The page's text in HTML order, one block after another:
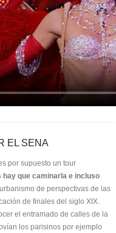
EL SENA
por supuesto un tour
hay que caminarla e incluso
de perspectivas de las
de finales del siglo XIX.
el entramado de calles de la
los parisinos por ejemplo